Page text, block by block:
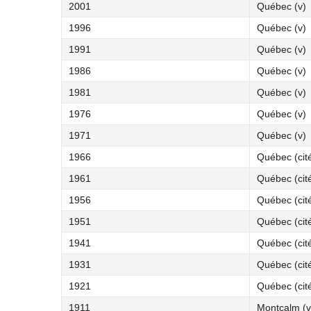
2001
Québec (v)
1996
Québec (v)
1991
Québec (v)
1986
Québec (v)
1981
Québec (v)
1976
Québec (v)
1971
Québec (v)
1966
Québec
1961
Québec
1956
Québec
1951
Québec
1941
Québec
1931
Québec
1921
Québec
1911
Montcalm